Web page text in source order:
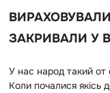
ЗАКРИВАЛИ У
У нас народ такий от
Коли почалися якісь